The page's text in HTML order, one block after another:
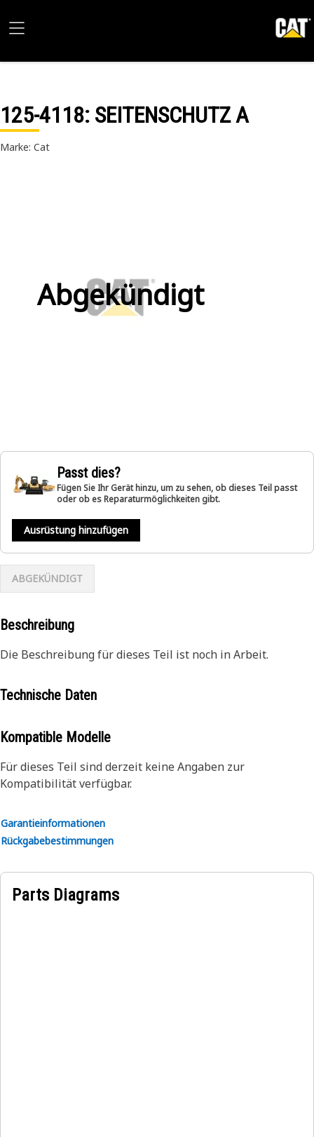
125-4118: SEITENSCHUTZ A
Marke: Cat
Abgekündigt
Passt dies?
Fügen Sie Ihr Gerät hinzu, um zu sehen, ob dieses Teil passt
oder ob es Reparaturmöglichkeiten gibt.
Ausrüstung hinzufügen
ABGEKÜNDIGT
Beschreibung
Die Beschreibung für dieses Teil ist noch in Arbeit.
Technische Daten
Kompatible Modelle
Für dieses Teil sind derzeit keine Angaben zur
Kompatibilität verfügbar.
Garantieinformationen
Rückgabebestimmungen
Parts Diagrams